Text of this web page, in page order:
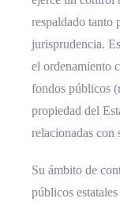
respaldado tanto
jurisprudencia.
el ordenamiento
fondos públicos
propiedad del
relacionadas con
Su ámbito de
públicos